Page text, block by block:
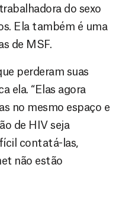
do sexo
Ela também é uma
de MSF.
perderam suas
ela. “Elas agora
no mesmo espaço e
de HIV seja
contatá-las,
não estão